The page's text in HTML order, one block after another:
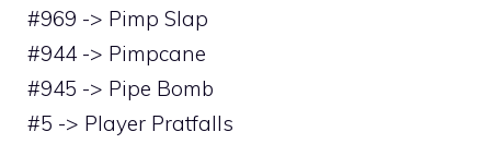
#969 -> Pimp Slap
#944 -> Pimpcane
#945 -> Pipe Bomb
#5 -> Player Pratfalls